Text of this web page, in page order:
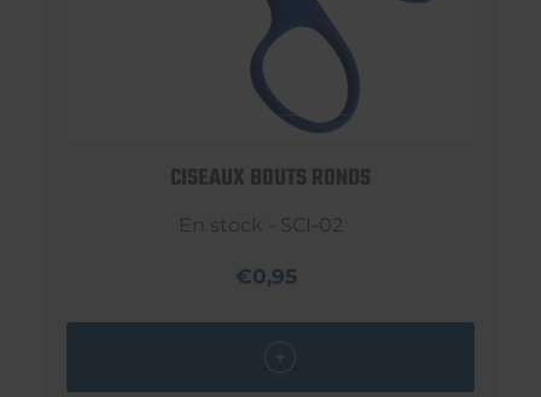
CISEAUX BOUTS RONDS
En stock - SCI-02
€0,95